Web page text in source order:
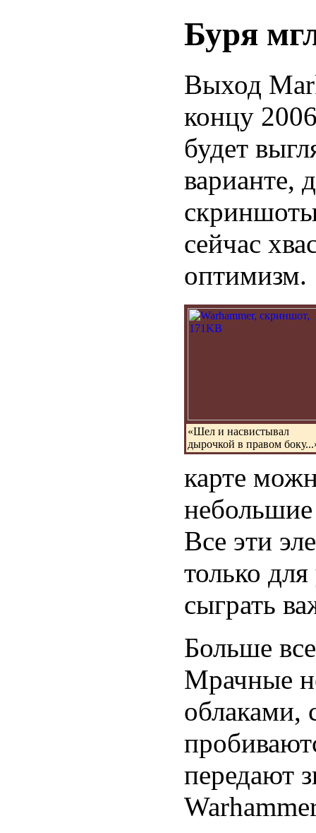
Буря
Выход
концу
будет
варианте,
сейчас
оптимизм.
«Шел и насвистывал
дырочкой в правом
карте
Все эти
только
сыграть
Больше
Мрачные
облаками,
передают